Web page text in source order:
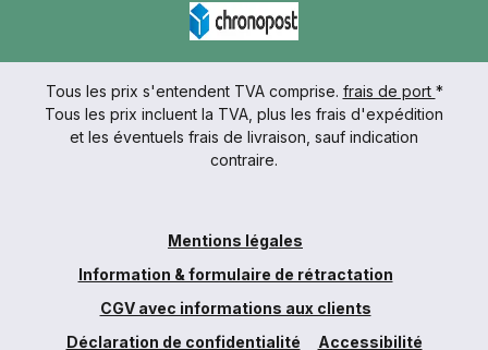
Tous les prix s'entendent TVA comprise. frais de port *
Tous les prix incluent la TVA, plus les frais d'expédition
et les éventuels frais de livraison, sauf indication
contraire.
Mentions légales
Information & formulaire de rétractation
CGV avec informations aux clients
Déclaration de confidentialité
Accessibilité